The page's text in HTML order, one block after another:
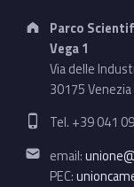
Address:
Parco
Vega 1
Via delle
30175
Phone number:
Tel. +39 041
Email address:
email:
PEC: